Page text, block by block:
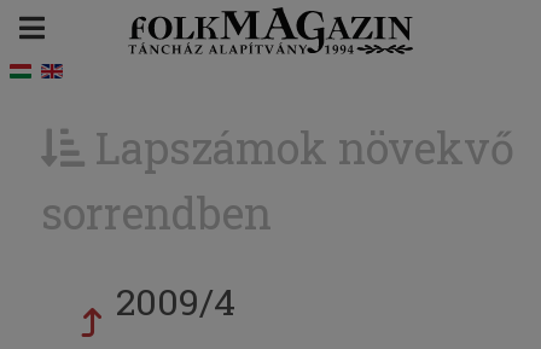
Lapszámok növekvő
sorrendben
2009/4